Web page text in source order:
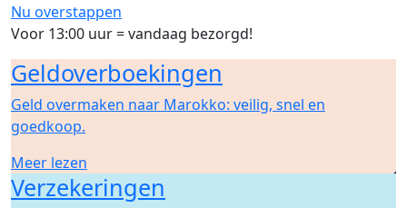
Nu overstappen
Voor 13:00 uur = vandaag bezorgd!
Geldoverboekingen
Geld overmaken naar Marokko: veilig, snel en
goedkoop.
Meer lezen
Verzekeringen